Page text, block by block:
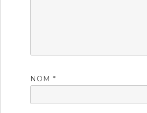
NOM*